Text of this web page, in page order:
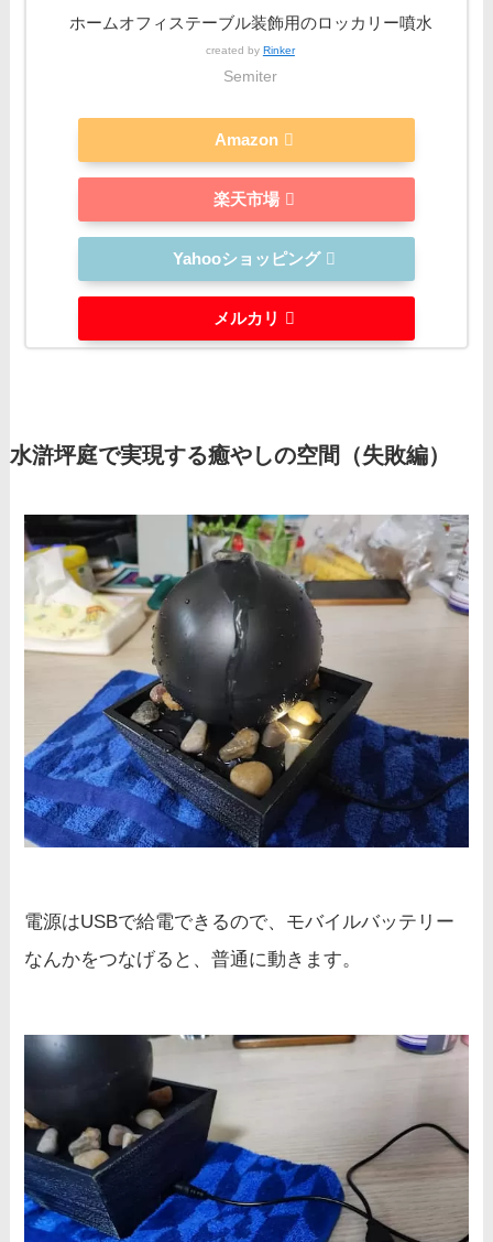
ホームオフィステーブル装飾用のロッカリー噴水
created by Rinker
Semiter
Amazon
楽天市場
Yahooショッピング
メルカリ
水滸坪庭で実現する癒やしの空間（失敗編）
電源はUSBで給電できるので、モバイルバッテリー
なんかをつなげると、普通に動きます。